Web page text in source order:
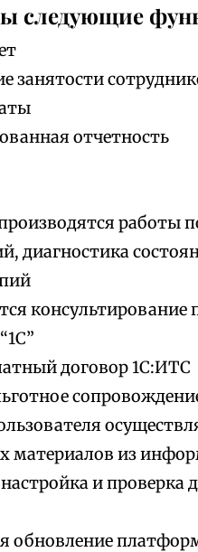
следующие
занятости
отчетность
диагностика
договор 1С:ИТС
материалов из
и проверка
обновление